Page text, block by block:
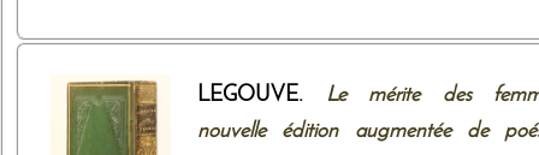
LEGOUVE. Le mérite des
nouvelle édition augmentée de